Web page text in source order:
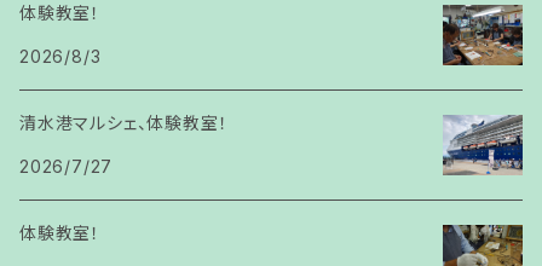
体験教室！
2026/8/3
清水港マルシェ、体験教室！
2026/7/27
体験教室！